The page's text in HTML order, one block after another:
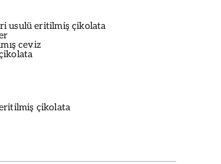
usulü eritilmiş çikolata
ceviz
çikolata